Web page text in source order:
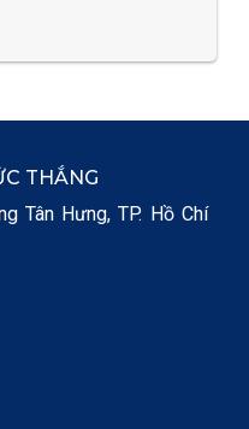
THẮNG
Tân Hưng, TP. Hồ Chí